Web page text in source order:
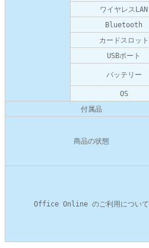
ワイヤレスLAN
Bluetooth
カードスロット
USBポート
バッテリー
OS
付属品
商品の状態
Office Online のご利用について